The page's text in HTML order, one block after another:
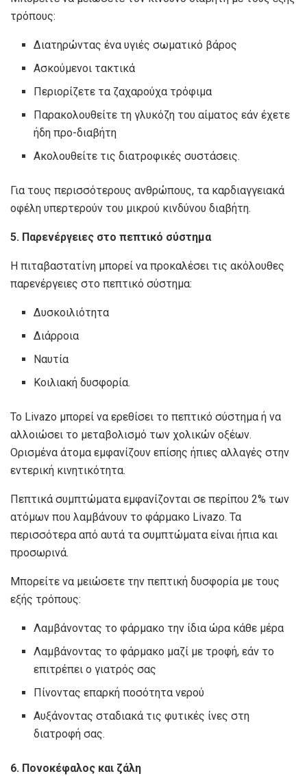
τρόπους:
Διατηρώντας ένα υγιές σωματικό βάρος
Ασκούμενοι τακτικά
Περιορίζετε τα ζαχαρούχα τρόφιμα
Παρακολουθείτε τη γλυκόζη του αίματος εάν έχετε
ήδη προ-διαβήτη
Ακολουθείτε τις διατροφικές συστάσεις.
Για τους περισσότερους ανθρώπους, τα καρδιαγγειακά
οφέλη υπερτερούν του μικρού κινδύνου διαβήτη.
5. Παρενέργειες στο πεπτικό σύστημα
Η πιταβαστατίνη μπορεί να προκαλέσει τις ακόλουθες
παρενέργειες στο πεπτικό σύστημα:
Δυσκοιλιότητα
Διάρροια
Ναυτία
Κοιλιακή δυσφορία.
Το Livazo μπορεί να ερεθίσει το πεπτικό σύστημα ή να
αλλοιώσει το μεταβολισμό των χολικών οξέων.
Ορισμένα άτομα εμφανίζουν επίσης ήπιες αλλαγές στην
εντερική κινητικότητα.
Πεπτικά συμπτώματα εμφανίζονται σε περίπου 2% των
ατόμων που λαμβάνουν το φάρμακο Livazo. Τα
περισσότερα από αυτά τα συμπτώματα είναι ήπια και
προσωρινά.
Μπορείτε να μειώσετε την πεπτική δυσφορία με τους
εξής τρόπους:
Λαμβάνοντας το φάρμακο την ίδια ώρα κάθε μέρα
Λαμβάνοντας το φάρμακο μαζί με τροφή, εάν το
επιτρέπει ο γιατρός σας
Πίνοντας επαρκή ποσότητα νερού
Αυξάνοντας σταδιακά τις φυτικές ίνες στη
διατροφή σας.
6. Πονοκέφαλος και ζάλη